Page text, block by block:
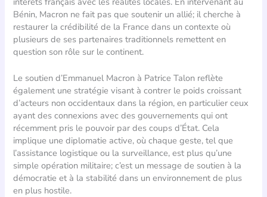
Bénin, Macron ne fait pas que soutenir un allié; il cherche à
restaurer la crédibilité de la France dans un contexte où
plusieurs de ses partenaires traditionnels remettent en
question son rôle sur le continent.
Le soutien d’Emmanuel Macron à Patrice Talon reflète
également une stratégie visant à contrer le poids croissant
d’acteurs non occidentaux dans la région, en particulier ceux
ayant des connexions avec des gouvernements qui ont
récemment pris le pouvoir par des coups d’État. Cela
implique une diplomatie active, où chaque geste, tel que
l’assistance logistique ou la surveillance, est plus qu’une
simple opération militaire; c’est un message de soutien à la
démocratie et à la stabilité dans un environnement de plus
en plus hostile.